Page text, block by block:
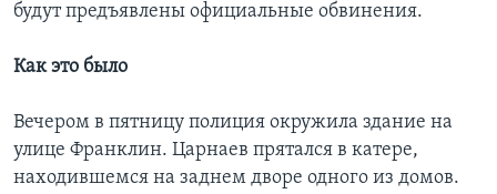
будут предъявлены официальные обвинения.
Как это было
Вечером в пятницу полиция окружила здание на
улице Франклин. Царнаев прятался в катере,
находившемся на заднем дворе одного из домов.